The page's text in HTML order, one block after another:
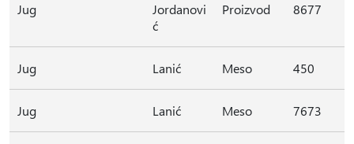
Jug
Jordanovi
ć
Proizvod 8677
Jug Lanić Meso 450
Jug Lanić Meso 7673